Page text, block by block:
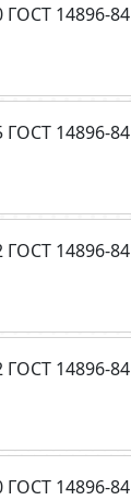
ГОСТ 14896-84
ГОСТ 14896-84
ГОСТ 14896-84
ГОСТ 14896-84
ГОСТ 14896-84